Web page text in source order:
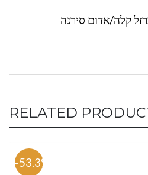
קלה/אדום סירנה
RELATED
-53.3%